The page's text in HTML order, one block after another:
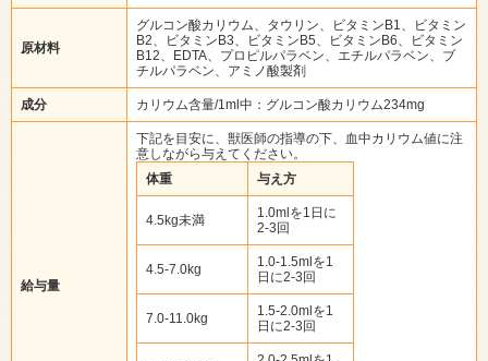
原材料
グルコン酸カリウム、タウリン、ビタミンB1、ビタミン
B2、ビタミンB3、ビタミンB5、ビタミンB6、ビタミン
B12、EDTA、プロピルパラベン、エチルパラベン、ブ
チルパラベン、アミノ酸製剤
成分 カリウム含量/1ml中：グルコン酸カリウム234mg
給与量
下記を目安に、獣医師の指導の下、血中カリウム値に注
意しながら与えてください。
体重
与え方
4.5kg未満
1.0mlを1日に
2-3回
4.5-7.0kg
1.0-1.5mlを1
日に2-3回
7.0-11.0kg
1.5-2.0mlを1
日に2-3回